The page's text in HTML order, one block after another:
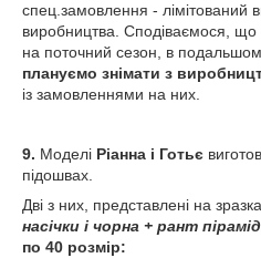
спец.замовлення - лімітований
виробництва. Сподіваємося, що
на поточний сезон, в
плануємо знімати з
із замовленнями на них.
9. Моделі Ріанна і Готьє
підошвах.
Дві з них, представлені на
насічки і чорна + рант
по 40 розмір: